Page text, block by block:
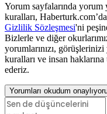
Yorum sayfalarında yorum
kuralları,
Gizlilik Sözleşmesi'ni
Bizlerle ve diğer
yorumlarınızı,
kuralları ve insan
ederiz.
Yorumları okudum